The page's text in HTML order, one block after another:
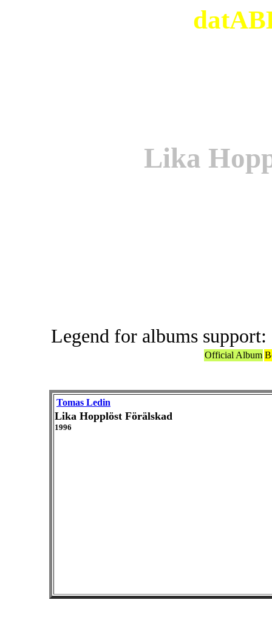
Lika
Legend for albums support:
Official Album
Tomas Ledin
Lika Hopplöst Förälskad
1996